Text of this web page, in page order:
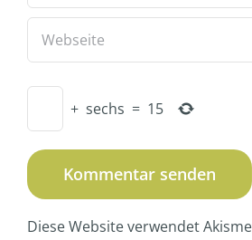
+ sechs = 15
Diese Website verwendet